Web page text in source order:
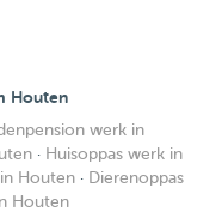
Houten
werk in
· Huisoppas werk in
Houten · Dierenoppas
Houten